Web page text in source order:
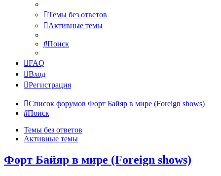
Темы без ответов
Активные темы
Поиск
FAQ
Вход
Регистрация
Список форумов Форт Байяр в мире (Foreign shows)
Поиск
Темы без ответов
Активные темы
Форт Байяр в мире (Foreign shows)